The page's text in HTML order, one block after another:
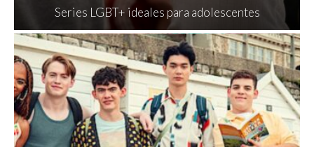
Series LGBT+ ideales para adolescentes